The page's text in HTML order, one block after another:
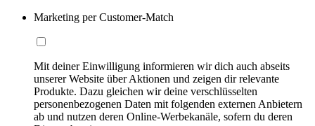
Marketing per Customer-Match
Mit deiner Einwilligung informieren wir dich auch abseits
unserer Website über Aktionen und zeigen dir relevante
Produkte. Dazu gleichen wir deine verschlüsselten
personenbezogenen Daten mit folgenden externen Anbietern
ab und nutzen deren Online-Werbekanäle, sofern du deren